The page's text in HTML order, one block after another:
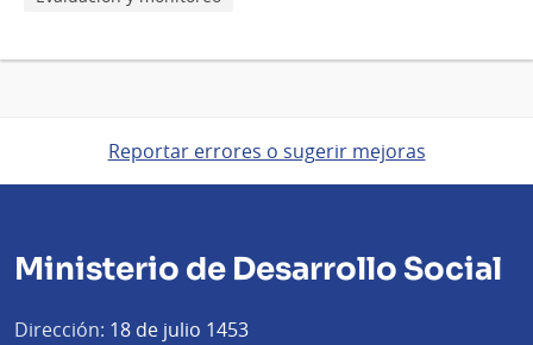
Reportar errores o sugerir mejoras
Ministerio de Desarrollo Social
Dirección: 18 de julio 1453